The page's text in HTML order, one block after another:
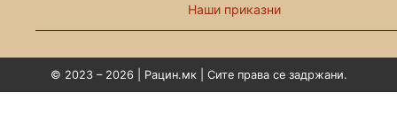
Наши приказни
© 2023 – 2026 | Рацин.мк | Сите права се задржани.